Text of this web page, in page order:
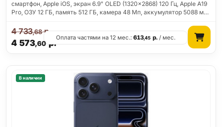
смартфон, Apple iOS, экран 6.9" OLED (1320x2868) 120 Гц, Apple A19
Pro, ОЗУ 12 ГБ, память 512 ГБ, камера 48 Мп, аккумулятор 5088 м…
4 573,60 р.
4 733,68р.
Оплата частями на 12 мес.:613,45 р./ мес.
В наличии